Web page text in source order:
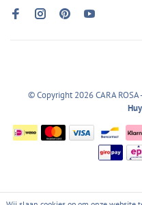
© Copyright 2026 CARA ROSA